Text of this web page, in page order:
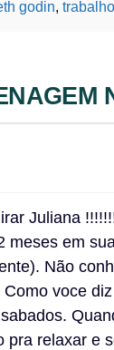
godin, trabalho
Juliana
meses em
Não
voce
relaxar e